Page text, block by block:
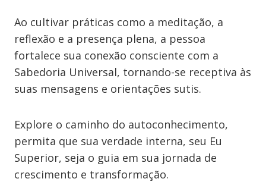
Ao cultivar práticas como a meditação, a
reflexão e a presença plena, a pessoa
fortalece sua conexão consciente com a
Sabedoria Universal, tornando-se receptiva às
suas mensagens e orientações sutis.
Explore o caminho do autoconhecimento,
permita que sua verdade interna, seu Eu
Superior, seja o guia em sua jornada de
crescimento e transformação.